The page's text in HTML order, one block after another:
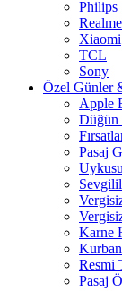
Philips
Realme
Xiaomi
TCL
Sony
Özel Günler
Apple
Düğün
Pasaj
Karne
Resmi
Pasaj